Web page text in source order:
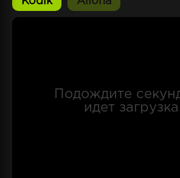
Он любит все делать в полном
что не приветствует
отступится от задуманной
ежедневно юношу, считая, что